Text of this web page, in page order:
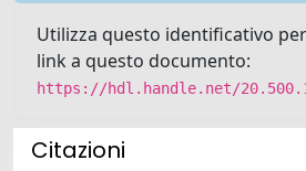
Utilizza questo identificativo
link a questo documento:
https://hdl.handle.net/
Citazioni